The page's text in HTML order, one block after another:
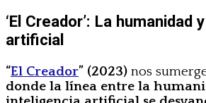
‘El Creador’: La humanidad
artificial
“El Creador” (2023) nos
donde la línea entre la